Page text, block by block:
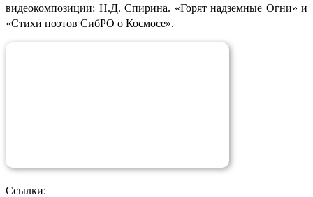
видеокомпозиции: Н.Д. Спирина. «Горят надземные Огни» и
«Стихи поэтов СибРО о Космосе».
Ссылки: